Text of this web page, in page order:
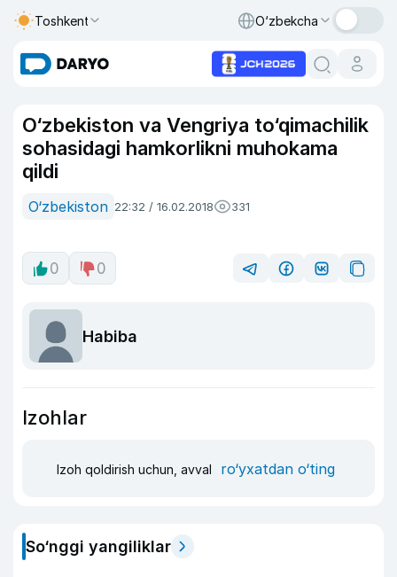
Toshkent O‘zbekcha
O‘zbekiston va Vengriya to‘qimachilik
sohasidagi hamkorlikni muhokama
qildi
O‘zbekiston 22:32 / 16.02.2018 331
0 0
Habiba
Izohlar
Izoh qoldirish uchun, avval ro‘yxatdan o‘ting
So‘nggi yangiliklar